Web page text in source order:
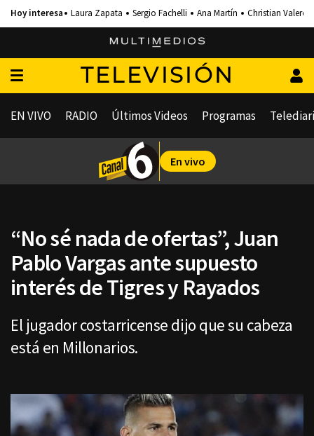
Laura Zapata Sergio Fachelli Ana Martín Christian Valero
TELEVISIÓN
EN VIVO RADIO Últimos Videos Programas
En vivo
“No sé nada de ofertas”, Juan
Pablo Vargas ante supuesto
interés de Tigres y Rayados
El jugador costarricense dijo que su cabeza
está en Millonarios.